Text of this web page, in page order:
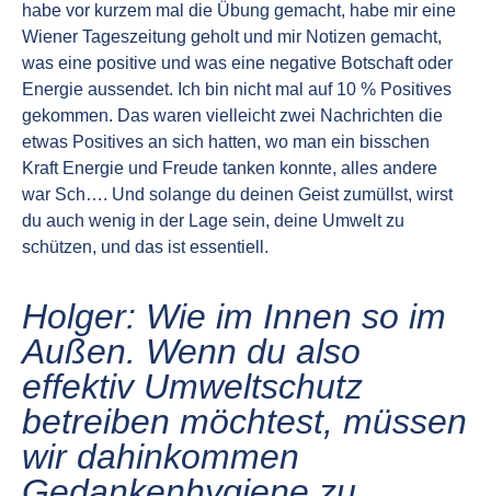
habe vor kurzem mal die Übung gemacht, habe mir eine
Wiener Tageszeitung geholt und mir Notizen gemacht,
was eine positive und was eine negative Botschaft oder
Energie aussendet. Ich bin nicht mal auf 10 % Positives
gekommen. Das waren vielleicht zwei Nachrichten die
etwas Positives an sich hatten, wo man ein bisschen
Kraft Energie und Freude tanken konnte, alles andere
war Sch…. Und solange du deinen Geist zumüllst, wirst
du auch wenig in der Lage sein, deine Umwelt zu
schützen, und das ist essentiell.
Holger: Wie im Innen so im
Außen. Wenn du also
effektiv Umweltschutz
betreiben möchtest, müssen
wir dahinkommen